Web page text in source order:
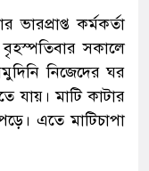
ভারপ্রাপ্ত কর্মকর্তা
সকালে
নিজেদের ঘর
যায়। মাটি কাটার
এতে মাটিচাপা